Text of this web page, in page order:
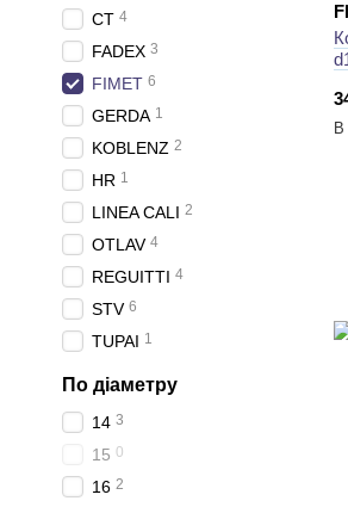
В
CT 4
FADEX 3
FIMET 6
GERDA 1
KOBLENZ 2
HR 1
LINEA CALI 2
OTLAV 4
REGUITTI 4
STV 6
TUPAI 1
По діаметру
14 3
15 0
16 2